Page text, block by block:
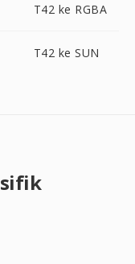
T42 ke RGBA
T42 ke SUN